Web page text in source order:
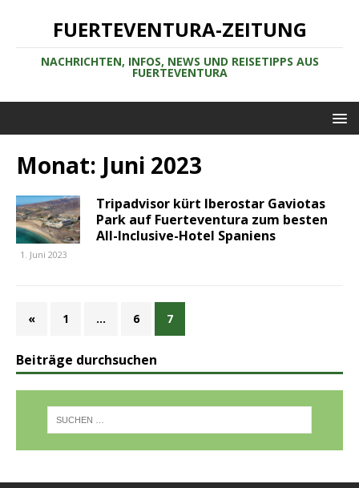
FUERTEVENTURA-ZEITUNG
NACHRICHTEN, INFOS, NEWS UND REISETIPPS AUS
FUERTEVENTURA
Monat: Juni 2023
Tripadvisor kürt Iberostar Gaviotas
Park auf Fuerteventura zum besten
All-Inclusive-Hotel Spaniens
1. Juni 2023
« 1 … 6 7
Beiträge durchsuchen